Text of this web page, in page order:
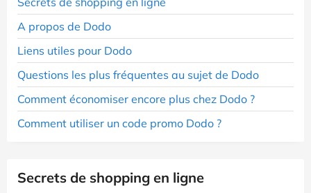
A propos de Dodo
Liens utiles pour Dodo
Questions les plus fréquentes au sujet de Dodo
Comment économiser encore plus chez Dodo ?
Comment utiliser un code promo Dodo ?
Secrets de shopping en ligne